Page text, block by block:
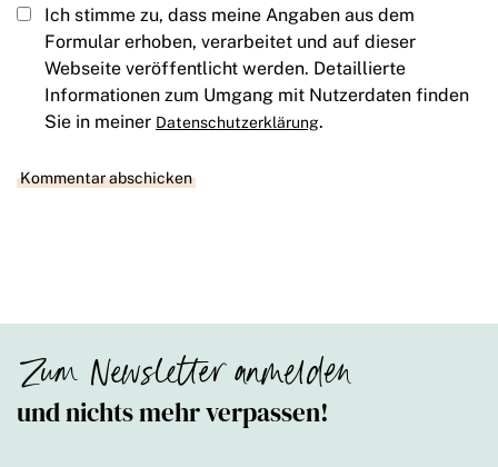
Ich stimme zu, dass meine Angaben aus dem
Formular erhoben, verarbeitet und auf dieser
Webseite veröffentlicht werden. Detaillierte
Informationen zum Umgang mit Nutzerdaten finden
Sie in meiner Datenschutzerklärung.
Zum Newsletter anmelden
und nichts mehr verpassen!